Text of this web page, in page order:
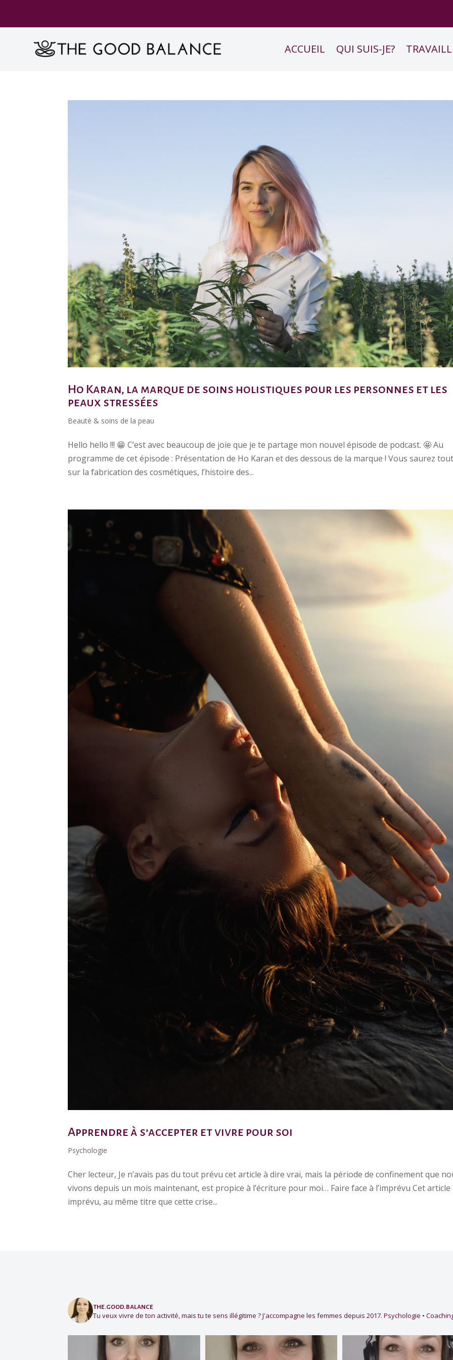
ACCUEIL QUI SUIS-JE?
Ho Karan, la marque de soins holistiques pour les personnes et les
peaux stressées
Beauté & soins de la peau
Hello hello !!! 😁 C’est avec beaucoup de joie que je te partage mon nouvel épisode de podcast. 🤩 Au
programme de cet épisode : Présentation de Ho Karan et des dessous de la marque ! Vous saurez
sur la fabrication des cosmétiques, l’histoire des...
Apprendre à s’accepter et vivre pour soi
Psychologie
Cher lecteur, Je n’avais pas du tout prévu cet article à dire vrai, mais la période de confinement que
vivons depuis un mois maintenant, est propice à l’écriture pour moi… Faire face à l’imprévu Cet article
imprévu, au même titre que cette crise...
the.good.balance
Tu veux vivre de ton activité, mais tu te sens illégitime ?J'accompagne les femmes depuis 2017. Psychologie •